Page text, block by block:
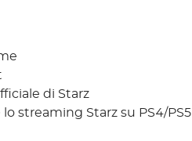
di Starz
streaming Starz su PS4/PS5